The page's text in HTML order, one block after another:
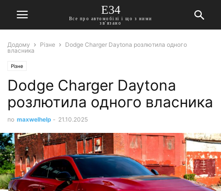
E34
Все про автомобілі і що з ними
зв'язано
Додому Різне
Dodge Charger Daytona розлютила одного
власника
Різне
Dodge Charger Daytona
розлютила одного власника
по maxwelhelp - 21.10.2025